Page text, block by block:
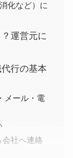
化など）に
運営元に
行の基本
メール・電
社へ連絡